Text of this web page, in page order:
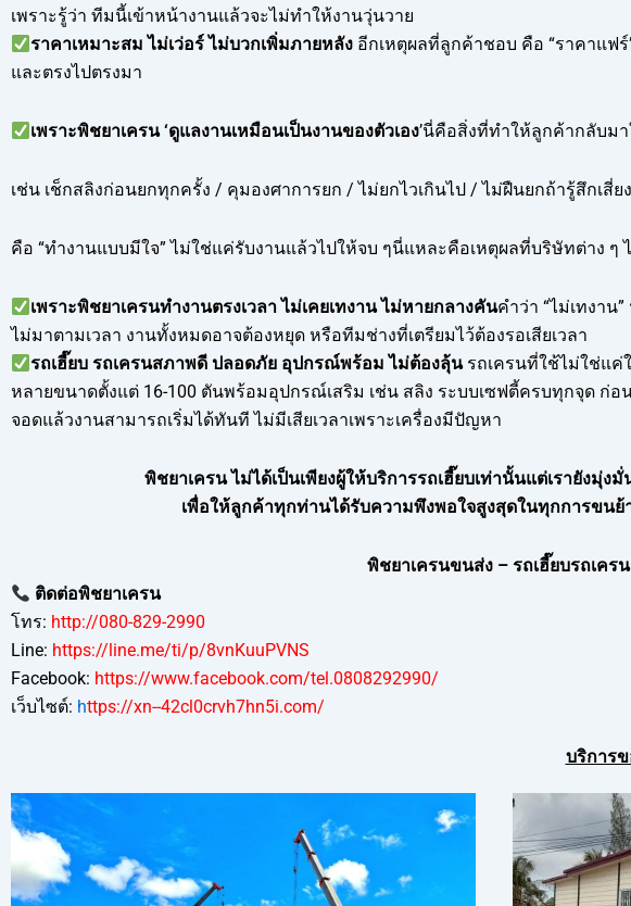
เพราะรู้ว่า ทีมนี้เข้าหน้างานแล้วจะไม่ทำให้งานวุ่นวาย
ราคาเหมาะสม ไม่เว่อร์ ไม่บวกเพิ่มภายหลัง อีกเหตุผลที่ลูกค้าชอบ คือ “ราคาแฟ
และตรงไปตรงมา
เพราะพิชยาเครน ‘ดูแลงานเหมือนเป็นงานของตัวเอง’นี่คือสิ่งที่ทำให้ลูกค้ากลับมา
เช่น เช็กสลิงก่อนยกทุกครั้ง / คุมองศาการยก / ไม่ยกไวเกินไป / ไม่ฝืนยกถ้ารู้สึกเสี่
คือ “ทำงานแบบมีใจ” ไม่ใช่แค่รับงานแล้วไปให้จบ ๆนี่แหละคือเหตุผลที่บริษัทต่าง ๆ
เพราะพิชยาเครนทำงานตรงเวลา ไม่เคยเทงาน ไม่หายกลางคันคำว่า “ไม่เทงาน
ไม่มาตามเวลา งานทั้งหมดอาจต้องหยุด หรือทีมช่างที่เตรียมไว้ต้องรอเสียเวลา
รถเฮี๊ยบ รถเครนสภาพดี ปลอดภัย อุปกรณ์พร้อม ไม่ต้องลุ้นรถเครนที่ใช้ไม่ใช่แค่
หลายขนาดตั้งแต่ 16-100 ตันพร้อมอุปกรณ์เสริม เช่น สลิง ระบบเซฟตี้ครบทุกจุด ก่อ
จอดแล้วงานสามารถเริ่มได้ทันที ไม่มีเสียเวลาเพราะเครื่องมีปัญหา
พิชยาเครน ไม่ได้เป็นเพียงผู้ให้บริการรถเฮี๊ยบเท่านั้นแต่เรายัง
เพื่อให้ลูกค้าทุกท่านได้รับความพึงพอใจสูงสุดในทุกการขน
พิชยาเครนขนส่ง – รถเฮี๊ยบรถเค
ติดต่อพิชยาเครน
โทร: http://080-829-2990
Line: https://line.me/ti/p/8vnKuuPVNS
Facebook: https://www.facebook.com/tel.0808292990/
เว็บไซต์: https://xn--42cl0crvh7hn5i.com/
บริการข